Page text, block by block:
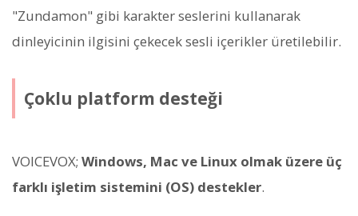
"Zundamon" gibi karakter seslerini kullanarak
dinleyicinin ilgisini çekecek sesli içerikler üretilebilir.
Çoklu platform desteği
VOICEVOX; Windows, Mac ve Linux olmak üzere üç
farklı işletim sistemini (OS) destekler.